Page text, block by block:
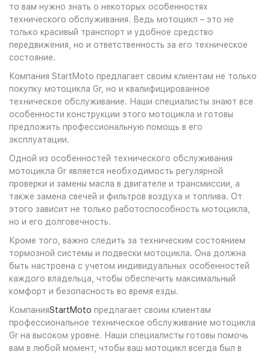
то вам нужно знать о некоторых особенностях
технического обслуживания. Ведь мотоцикл – это не
только красивый транспорт и удобное средство
передвижения, но и ответственность за его техническое
состояние.
Компания StartMoto предлагает своим клиентам не только
покупку мотоцикла Gr, но и квалифицированное
техническое обслуживание. Наши специалисты знают все
особенности конструкции этого мотоцикла и готовы
предложить профессиональную помощь в его
эксплуатации.
Одной из особенностей технического обслуживания
мотоцикла Gr является необходимость регулярной
проверки и замены масла в двигателе и трансмиссии, а
также замена свечей и фильтров воздуха и топлива. От
этого зависит не только работоспособность мотоцикла,
но и его долговечность.
Кроме того, важно следить за техническим состоянием
тормозной системы и подвески мотоцикла. Она должна
быть настроена с учетом индивидуальных особенностей
каждого владельца, чтобы обеспечить максимальный
комфорт и безопасность во время езды.
КомпанияStartMoto предлагает своим клиентам
профессиональное техническое обслуживание мотоцикла
Gr на высоком уровне. Наши специалисты готовы помочь
вам в любой момент, чтобы ваш мотоцикл всегда был в